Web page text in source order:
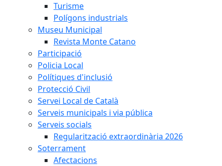
Turisme
Polígons industrials
Museu Municipal
Revista Monte Catano
Participació
Policia Local
Polítiques d'inclusió
Protecció Civil
Servei Local de Català
Serveis municipals i via pública
Serveis socials
Regularització extraordinària 2026
Soterrament
Afectacions